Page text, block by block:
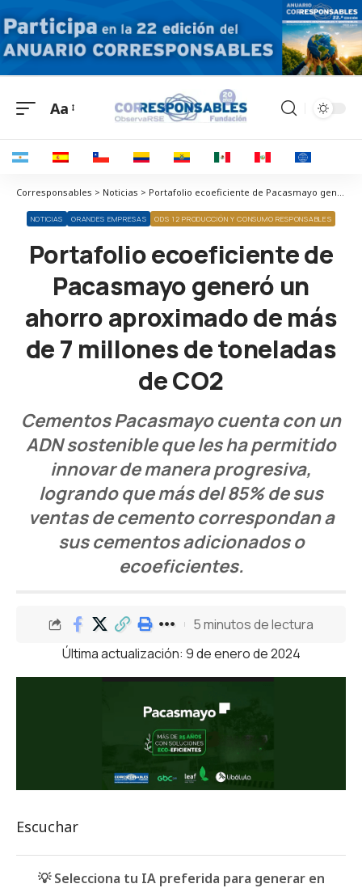
Aa
Corresponsables > Noticias > Portafolio ecoeficiente de Pacasmayo generó un ahorro aproximado de más de 7 millones de toneladas de CO2
NOTICIAS GRANDES EMPRESAS ODS 12 PRODUCCIÓN Y CONSUMO RESPONSABLES
Portafolio ecoeficiente de
Pacasmayo generó un
ahorro aproximado de más
de 7 millones de toneladas
de CO2
Cementos Pacasmayo cuenta con un
ADN sostenible que les ha permitido
innovar de manera progresiva,
logrando que más del 85% de sus
ventas de cemento correspondan a
sus cementos adicionados o
ecoeficientes.
Última actualización: 9 de enero de 2024
5 minutos de lectura
Escuchar
💡 Selecciona tu IA preferida para generar en